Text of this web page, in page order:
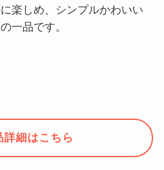
楽しめ、シンプルかわいい
一品です。
詳細はこちら